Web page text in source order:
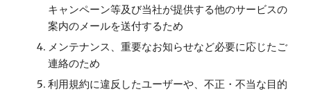
キャンペーン等及び当社が提供する他のサービスの
案内のメールを送付するため
メンテナンス、重要なお知らせなど必要に応じたご
連絡のため
利用規約に違反したユーザーや、不正・不当な目的